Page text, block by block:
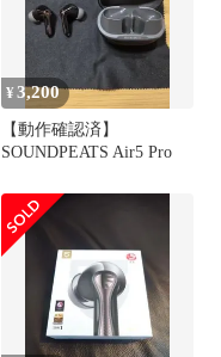
¥3,200
【動作確認済】
SOUNDPEATS Air5 Pro